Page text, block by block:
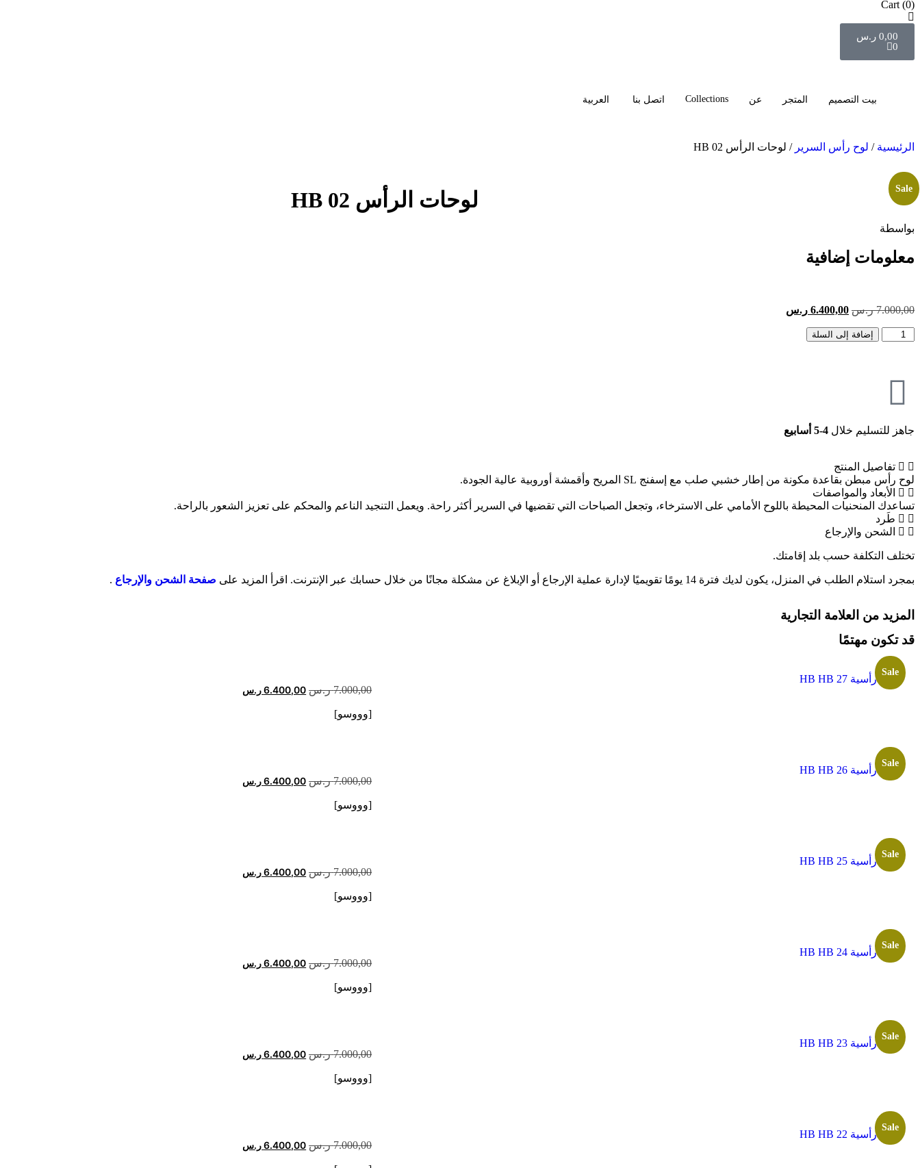
Cart (0)
0,00 ر.س
0
بيت التصميم المتجر عن Collections اتصل بنا العربية
الرئيسية / لوح رأس السرير / لوحات الرأس HB 02
Sale لوحات الرأس HB 02
بواسطة
معلومات إضافية
7.000,00 ر.س 6.400,00 ر.س
إضافة إلى السلة
جاهز للتسليم خلال 4-5 أسابيع
تفاصيل المنتج
لوح رأس مبطن بقاعدة مكونة من إطار خشبي صلب مع إسفنج SL المريح وأقمشة أوروبية عالية الجودة.
الأبعاد والمواصفات
تساعدك المنحنيات المحيطة باللوح الأمامي على الاسترخاء، وتجعل الصباحات التي تقضيها في السرير أكثر راحة. ويعمل التنجيد الناعم والمحكم على تعزيز الشعور بالراحة.
طَرد
الشحن والإرجاع
تختلف التكلفة حسب بلد إقامتك.
بمجرد استلام الطلب في المنزل، يكون لديك فترة 14 يومًا تقويميًا لإدارة عملية الإرجاع أو الإبلاغ عن مشكلة مجانًا من خلال حسابك عبر الإنترنت. اقرأ المزيد على صفحة الشحن والإرجاع .
المزيد من العلامة التجارية
قد تكون مهتمًا
Sale
ألواح رأسية HB HB 27
7.000,00 ر.س 6.400,00ر.س
[وووسو]
Sale
ألواح رأسية HB HB 26
7.000,00 ر.س 6.400,00ر.س
[وووسو]
Sale
ألواح رأسية HB HB 25
7.000,00 ر.س 6.400,00ر.س
[وووسو]
Sale
ألواح رأسية HB HB 24
7.000,00 ر.س 6.400,00ر.س
[وووسو]
Sale
ألواح رأسية HB HB 23
7.000,00 ر.س 6.400,00ر.س
[وووسو]
Sale
ألواح رأسية HB HB 22
7.000,00 ر.س 6.400,00ر.س